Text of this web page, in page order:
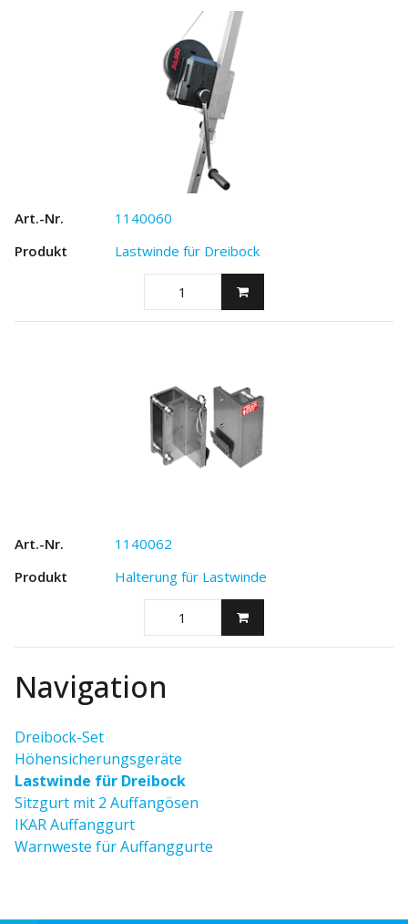
Navigation
Dreibock-Set
Höhensicherungsgeräte
Lastwinde für Dreibock
Sitzgurt mit 2 Auffangösen
IKAR Auffanggurt
Warnweste für Auffanggurte
1140060
Lastwinde für Dreibock
1140062
Halterung für Lastwinde